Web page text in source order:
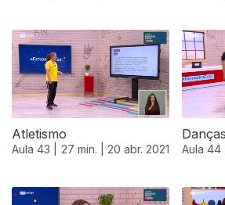
Atletismo
Aula 43 | 27 min. | 20 abr. 2021 Aula 44 |